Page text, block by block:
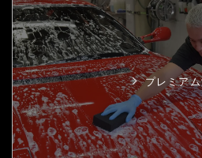
プレミアム